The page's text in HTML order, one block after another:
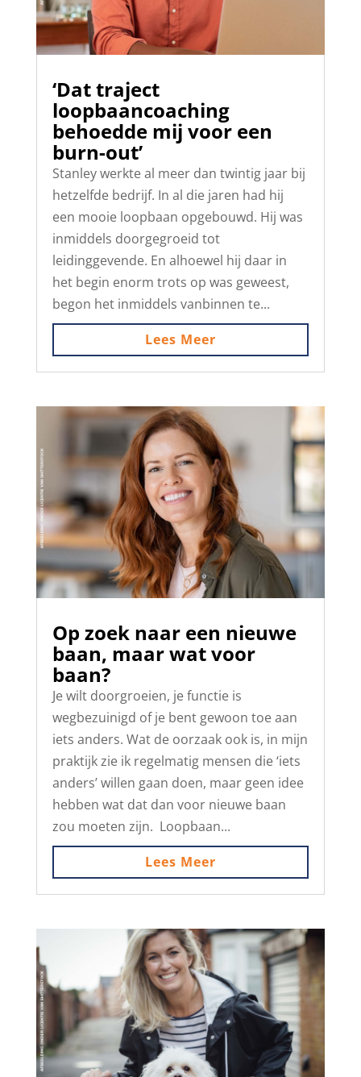
‘Dat traject
loopbaancoaching
behoedde mij voor een
burn-out’
Stanley werkte al meer dan twintig jaar bij
hetzelfde bedrijf. In al die jaren had hij
een mooie loopbaan opgebouwd. Hij was
inmiddels doorgegroeid tot
leidinggevende. En alhoewel hij daar in
het begin enorm trots op was geweest,
begon het inmiddels vanbinnen te...
Lees Meer
Op zoek naar een nieuwe
baan, maar wat voor
baan?
Je wilt doorgroeien, je functie is
wegbezuinigd of je bent gewoon toe aan
iets anders. Wat de oorzaak ook is, in mijn
praktijk zie ik regelmatig mensen die ‘iets
anders’ willen gaan doen, maar geen idee
hebben wat dat dan voor nieuwe baan
zou moeten zijn. Loopbaan...
Lees Meer